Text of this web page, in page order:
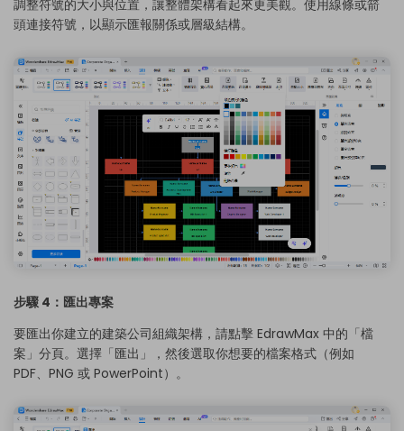
調整符號的大小與位置，讓整體架構看起來更美觀。使用線條或箭
頭連接符號，以顯示匯報關係或層級結構。
步驟 4：匯出專案
要匯出你建立的建築公司組織架構，請點擊 EdrawMax 中的「檔
案」分頁。選擇「匯出」，然後選取你想要的檔案格式（例如
PDF、PNG 或 PowerPoint）。